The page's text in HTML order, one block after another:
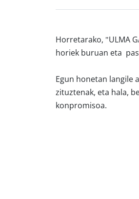
Horretarako, "ULMA
horiek buruan eta
Egun honetan langile
zituztenak, eta hala,
konpromisoa.